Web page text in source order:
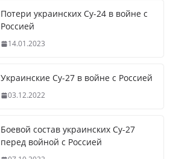
Потери украинских Су-24 в войне с
Россией
14.01.2023
Украинские Су-27 в войне с Россией
03.12.2022
Боевой состав украинских Су-27
перед войной с Россией